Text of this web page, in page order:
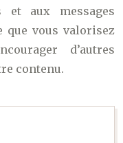
et aux messages
que vous valorisez
d’autres
contenu.